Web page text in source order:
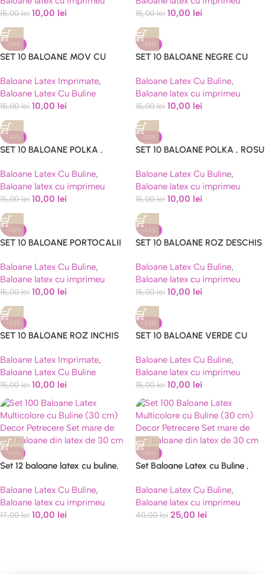
15,00lei 10,00 lei 15,00lei 10,00 lei
-33%
SET 10 BALOANE MOV CU
Baloane Latex Imprimate,
Baloane Latex Cu Buline
15,00lei 10,00 lei
-33%
SET 10 BALOANE NEGRE CU
Baloane Latex Cu Buline,
Baloane latex cu imprimeu
15,00lei 10,00 lei
-33%
SET 10 BALOANE POLKA ,
CM
Baloane Latex Cu Buline,
Baloane latex cu imprimeu
15,00lei 10,00 lei
-33%
SET 10 BALOANE POLKA , ROSU
Baloane Latex Cu Buline,
Baloane latex cu imprimeu
15,00lei 10,00 lei
-33%
SET 10 BALOANE PORTOCALII
Baloane Latex Cu Buline,
Baloane latex cu imprimeu
15,00lei 10,00 lei
-33%
SET 10 BALOANE ROZ DESCHIS
Baloane Latex Cu Buline,
Baloane latex cu imprimeu
15,00lei 10,00 lei
-33%
SET 10 BALOANE ROZ INCHIS
Baloane Latex Imprimate,
Baloane Latex Cu Buline
15,00lei 10,00 lei
-33%
SET 10 BALOANE VERDE CU
Baloane Latex Cu Buline,
Baloane latex cu imprimeu
15,00lei 10,00 lei
-41%
Set 12 baloane latex cu buline,
Baloane Latex Cu Buline,
Baloane latex cu imprimeu
17,00lei 10,00 lei
-38%
Set Baloane Latex cu Buline ,
Baloane Latex Cu Buline,
Baloane latex cu imprimeu
40,00lei 25,00 lei